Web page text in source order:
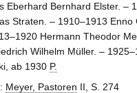
Eberhard Bernhard Elster. –
Straten. – 1910–1913 Enno
Hermann Theodor
Wilhelm Müller. –
ab 1930 P.
Meyer, Pastoren II, S. 274